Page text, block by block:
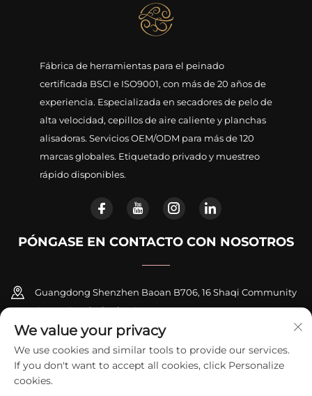
Fábrica de herramientas para el peinado
certificada BSCI e ISO9001, con más de 20 años de
experiencia. Especializada en secadores de pelo de
alta velocidad, cepillos de aire caliente y planchas
alisadoras. Servicios OEM/ODM para más de 120
marcas globales. Etiquetado privado y muestreo
rápido disponibles.
PÓNGASE EN CONTACTO CON NOSOTROS
Guangdong Shenzhen Baoan B706, 16 Shaqi Community
Centre Road, Xinqiao Street
+86-18948311339
[email protected]
We value your privacy
We use cookies and similar tools to provide our services.
If you don't want to accept all cookies, click Personalize
cookies.